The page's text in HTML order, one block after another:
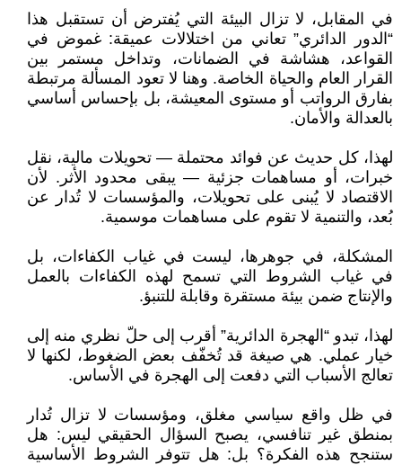
في المقابل، لا تزال البيئة التي يُفترض أن تستقبل هذا
“الدور الدائري” تعاني من اختلالات عميقة: غموض في
القواعد، هشاشة في الضمانات، وتداخل مستمر بين
القرار العام والحياة الخاصة. وهنا لا تعود المسألة مرتبطة
بفارق الرواتب أو مستوى المعيشة، بل بإحساس أساسي
بالعدالة والأمان.
لهذا، كل حديث عن فوائد محتملة — تحويلات مالية، نقل
خبرات، أو مساهمات جزئية — يبقى محدود الأثر. لأن
الاقتصاد لا يُبنى على تحويلات، والمؤسسات لا تُدار عن
بُعد، والتنمية لا تقوم على مساهمات موسمية.
المشكلة، في جوهرها، ليست في غياب الكفاءات، بل
في غياب الشروط التي تسمح لهذه الكفاءات بالعمل
والإنتاج ضمن بيئة مستقرة وقابلة للتنبؤ.
لهذا، تبدو “الهجرة الدائرية” أقرب إلى حلّ نظري منه إلى
خيار عملي. هي صيغة قد تُخفّف بعض الضغوط، لكنها لا
تعالج الأسباب التي دفعت إلى الهجرة في الأساس.
في ظل واقع سياسي مغلق، ومؤسسات لا تزال تُدار
بمنطق غير تنافسي، يصبح السؤال الحقيقي ليس: هل
ستنجح هذه الفكرة؟ بل: هل تتوفر الشروط الأساسية